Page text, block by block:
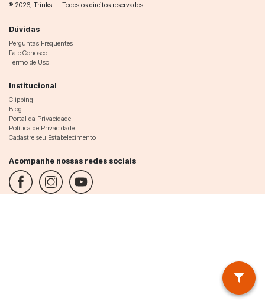
® 2026, Trinks — Todos os direitos reservados.
Dúvidas
Perguntas Frequentes
Fale Conosco
Termo de Uso
Institucional
Clipping
Blog
Portal da Privacidade
Política de Privacidade
Cadastre seu Estabelecimento
Acompanhe nossas redes sociais